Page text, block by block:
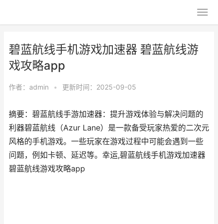
碧蓝航线手机游戏加速器 碧蓝航线游
戏攻略app
作者： admin • 更新时间：2025-09-05
摘要：碧蓝航线手游加速器：提升游戏体验与解决问题的
利器碧蓝航线（Azur Lane）是一款备受玩家热爱的二次元
风格的手机游戏。一些玩家在游戏过程中可能会遇到一些
问题，例如卡顿、延迟等。幸运,碧蓝航线手机游戏加速器
碧蓝航线游戏攻略app